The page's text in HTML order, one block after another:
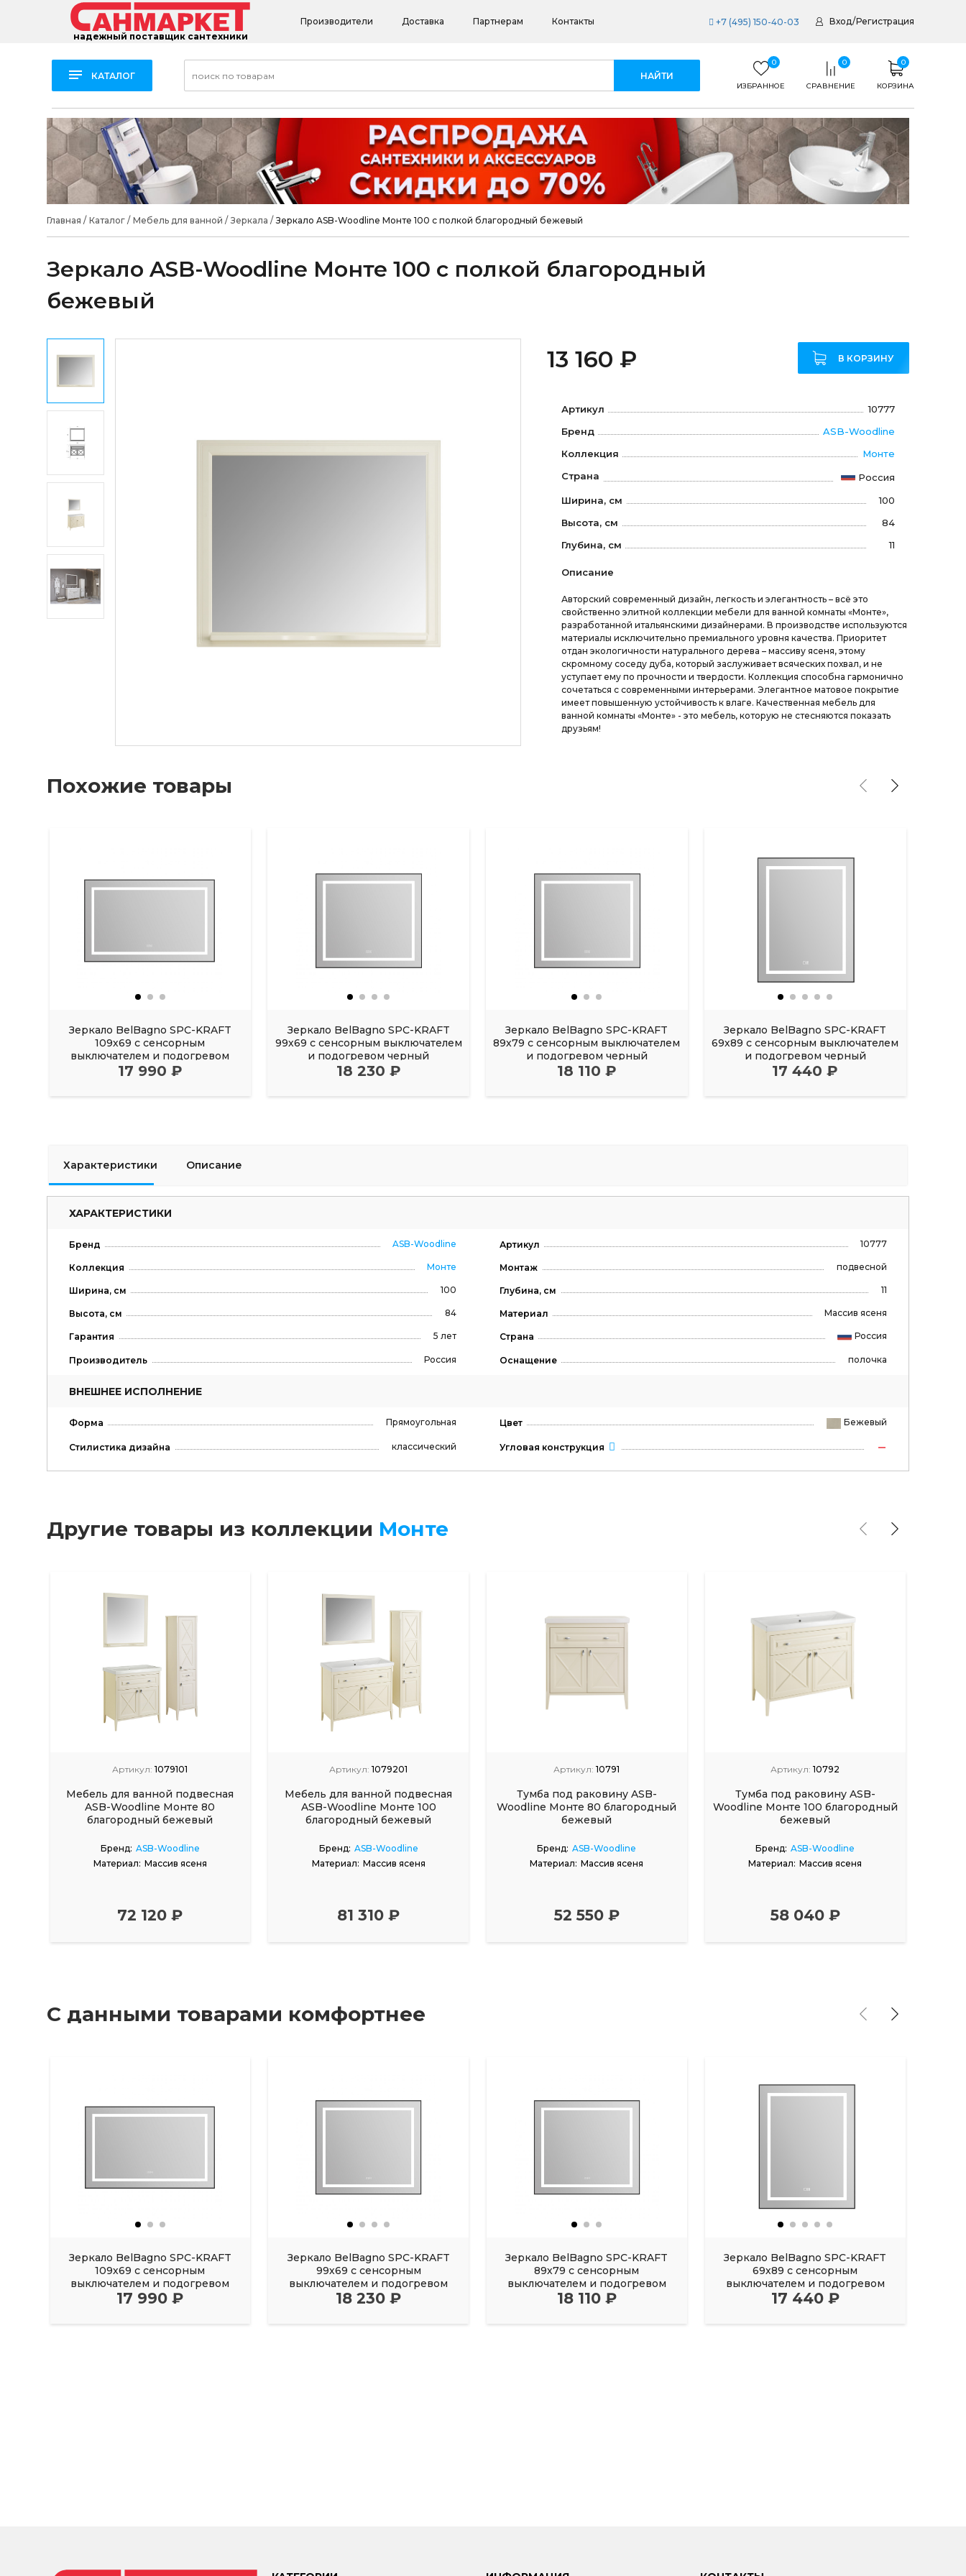
надежный поставщик сантехники
Производители Доставка Партнерам Контакты +7 (495) 150-40-03 Вход/Регистрация
КАТАЛОГ
0
ИЗБРАННОЕ
0
СРАВНЕНИЕ
0
КОРЗИНА
Главная / Каталог/ Мебель для ванной / Зеркала / Зеркало ASB-Woodline Монте 100 с полкой благородный бежевый
Зеркало ASB-Woodline Монте 100 с полкой благородный
бежевый
13 160 ₽ В КОРЗИНУ
Артикул
10777
Бренд
ASB-Woodline
Коллекция
Монте
Страна
Россия
Ширина, см
100
Высота, см
84
Глубина, см
11
Описание
Авторский современный дизайн, легкость и элегантность – всё это
свойственно элитной коллекции мебели для ванной комнаты «Монте»,
разработанной итальянскими дизайнерами. В производстве используются
материалы исключительно премиального уровня качества. Приоритет
отдан экологичности натурального дерева – массиву ясеня, этому
скромному соседу дуба, который заслуживает всяческих похвал, и не
уступает ему по прочности и твердости. Коллекция способна гармонично
сочетаться с современными интерьерами. Элегантное матовое покрытие
имеет повышенную устойчивость к влаге. Качественная мебель для
ванной комнаты «Монте» - это мебель, которую не стесняются показать
друзьям!
Похожие товары
Зеркало BelBagno SPC-KRAFT
109х69 с сенсорным
выключателем и подогревом
черный
17 990 ₽
Зеркало BelBagno SPC-KRAFT
99х69 с сенсорным выключателем
и подогревом черный
18 230 ₽
Зеркало BelBagno SPC-KRAFT
89х79 с сенсорным выключателем
и подогревом черный
18 110 ₽
Зеркало BelBagno SPC-KRAFT
69х89 с сенсорным выключателем
и подогревом черный
17 440 ₽
Характеристики Описание
ХАРАКТЕРИСТИКИ
Бренд ASB-Woodline Артикул 10777
Коллекция Монте Монтаж подвесной
Ширина, см 100 Глубина, см 11
Высота, см 84 Материал Массив ясеня
Гарантия 5 лет Страна Россия
Производитель Россия Оснащение полочка
ВНЕШНЕЕ ИСПОЛНЕНИЕ
Форма Прямоугольная Цвет Бежевый
Стилистика дизайна классический Угловая конструкция
Другие товары из коллекции Монте
Артикул: 1079101
Мебель для ванной подвесная
ASB-Woodline Монте 80
благородный бежевый
Бренд: ASB-Woodline
Материал: Массив ясеня
72 120 ₽
Артикул: 1079201
Мебель для ванной подвесная
ASB-Woodline Монте 100
благородный бежевый
Бренд: ASB-Woodline
Материал: Массив ясеня
81 310 ₽
Артикул: 10791
Тумба под раковину ASB-
Woodline Монте 80 благородный
бежевый
Бренд: ASB-Woodline
Материал: Массив ясеня
52 550 ₽
Артикул: 10792
Тумба под раковину ASB-
Woodline Монте 100 благородный
бежевый
Бренд: ASB-Woodline
Материал: Массив ясеня
58 040 ₽
С данными товарами комфортнее
Зеркало BelBagno SPC-KRAFT
109х69 с сенсорным
выключателем и подогревом
черный
17 990 ₽
Зеркало BelBagno SPC-KRAFT
99х69 с сенсорным
выключателем и подогревом
черный
18 230 ₽
Зеркало BelBagno SPC-KRAFT
89х79 с сенсорным
выключателем и подогревом
черный
18 110 ₽
Зеркало BelBagno SPC-KRAFT
69х89 с сенсорным
выключателем и подогревом
черный
17 440 ₽